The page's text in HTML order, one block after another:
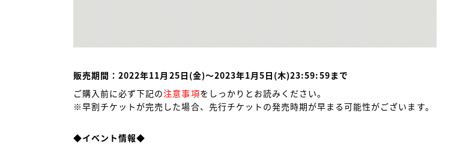
販売期間：2022年11月25日(金)～2023年1月5日(木)23:59:59まで
ご購入前に必ず下記の注意事項をしっかりとお読みください。
※早割チケットが完売した場合、先行チケットの発売時期が早まる可能性がございます。
◆イベント情報◆